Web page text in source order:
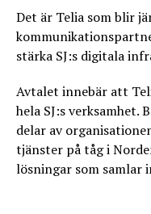
Det är Telia som blir
stärka SJ:s digitala
Avtalet innebär att
hela SJ:s verksamhet.
delar av
tjänster på tåg i
lösningar som samlar